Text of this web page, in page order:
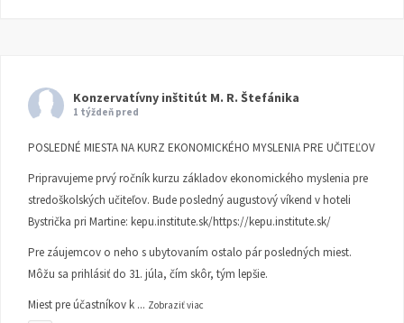
Konzervatívny inštitút M. R. Štefánika
1 týždeň pred
POSLEDNÉ MIESTA NA KURZ EKONOMICKÉHO MYSLENIA PRE UČITEĽOV
Pripravujeme prvý ročník kurzu základov ekonomického myslenia pre
stredoškolských učiteľov. Bude posledný augustový víkend v hoteli
Bystrička pri Martine: kepu.institute.sk/https://kepu.institute.sk/
Pre záujemcov o neho s ubytovaním ostalo pár posledných miest.
Môžu sa prihlásiť do 31. júla, čím skôr, tým lepšie.
Miest pre účastníkov k ... Zobraziť viac